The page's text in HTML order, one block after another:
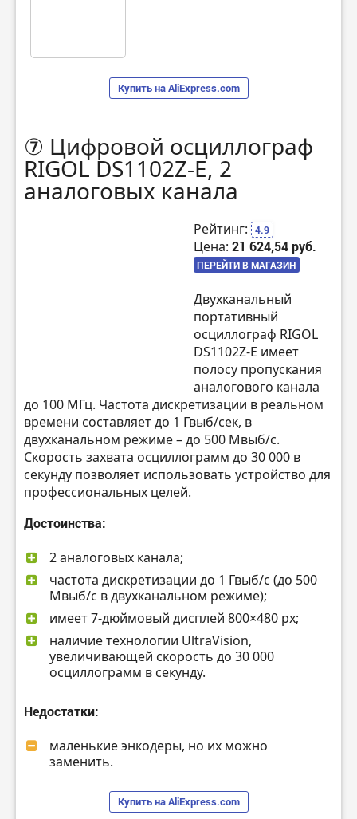
Купить на AliExpress.com
⑦ Цифровой осциллограф
RIGOL DS1102Z-E, 2
аналоговых канала
Рейтинг: 4.9
Цена: 21 624,54 руб.
ПЕРЕЙТИ В МАГАЗИН
Двухканальный
портативный
осциллограф RIGOL
DS1102Z-E имеет
полосу пропускания
аналогового канала
до 100 МГц. Частота дискретизации в реальном
времени составляет до 1 Гвыб/сек, в
двухканальном режиме – до 500 Мвыб/с.
Скорость захвата осциллограмм до 30 000 в
секунду позволяет использовать устройство для
профессиональных целей.
Достоинства:
2 аналоговых канала;
частота дискретизации до 1 Гвыб/c (до 500
Мвыб/с в двухканальном режиме);
имеет 7-дюймовый дисплей 800×480 px;
наличие технологии UltraVision,
увеличивающей скорость до 30 000
осциллограмм в секунду.
Недостатки:
маленькие энкодеры, но их можно
заменить.
Купить на AliExpress.com